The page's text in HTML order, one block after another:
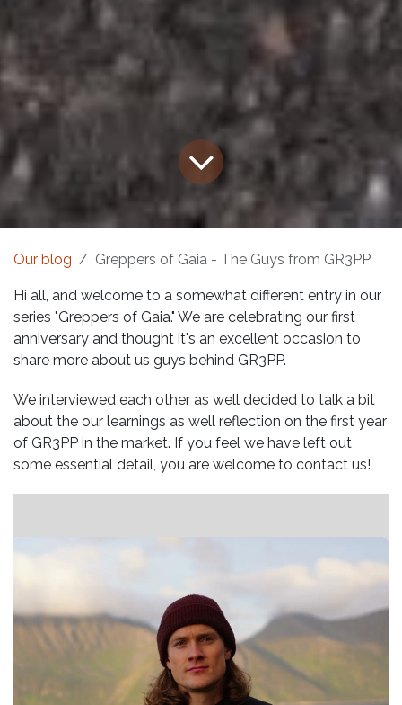
Our blog Greppers of Gaia - The Guys from GR3PP
Hi all, and welcome to a somewhat different entry in our
series "Greppers of Gaia." We are celebrating our first
anniversary and thought it's an excellent occasion to
share more about us guys behind GR3PP.
We interviewed each other as well decided to talk a bit
about the our learnings as well reflection on the first year
of GR3PP in the market. If you feel we have left out
some essential detail, you are welcome to contact us!